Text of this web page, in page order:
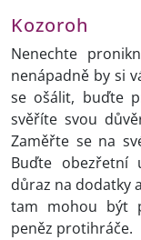
Kozoroh
Nenechte
nenápadně by si
se ošálit, buďte
svěříte svou
Zaměřte se na
Buďte obezřetní
důraz na dodatky
tam mohou být
peněz protihráče.